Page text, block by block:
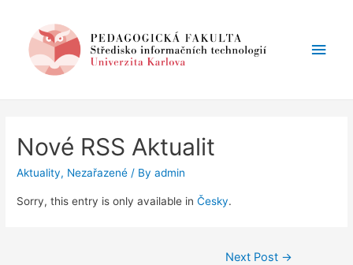
Main
Nové RSS Aktualit
Aktuality, Nezařazené / Byadmin
Sorry, this entry is only available inČesky.
Next Post →